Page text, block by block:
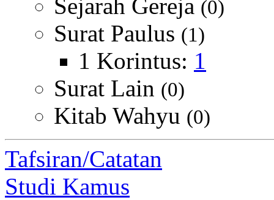
Sejarah Gereja (0)
Surat Paulus (1)
1 Korintus: 1
Surat Lain (0)
Kitab Wahyu (0)
Tafsiran/Catatan
Studi Kamus